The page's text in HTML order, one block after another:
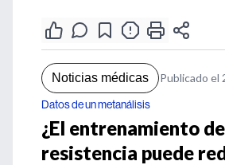
Noticias médicas Publicado el
Datos de un metanálisis
¿El entrenamiento de
resistencia puede